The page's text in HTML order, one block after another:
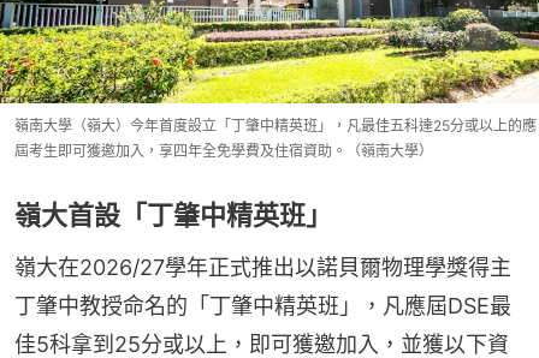
嶺南大學（嶺大）今年首度設立「丁肇中精英班」，凡最佳五科達25分或以上的應
屆考生即可獲邀加入，享四年全免學費及住宿資助。（嶺南大學）
嶺大首設「丁肇中精英班」
嶺大在2026/27學年正式推出以諾貝爾物理學獎得主
丁肇中教授命名的「丁肇中精英班」，凡應屆DSE最
佳5科拿到25分或以上，即可獲邀加入，並獲以下資